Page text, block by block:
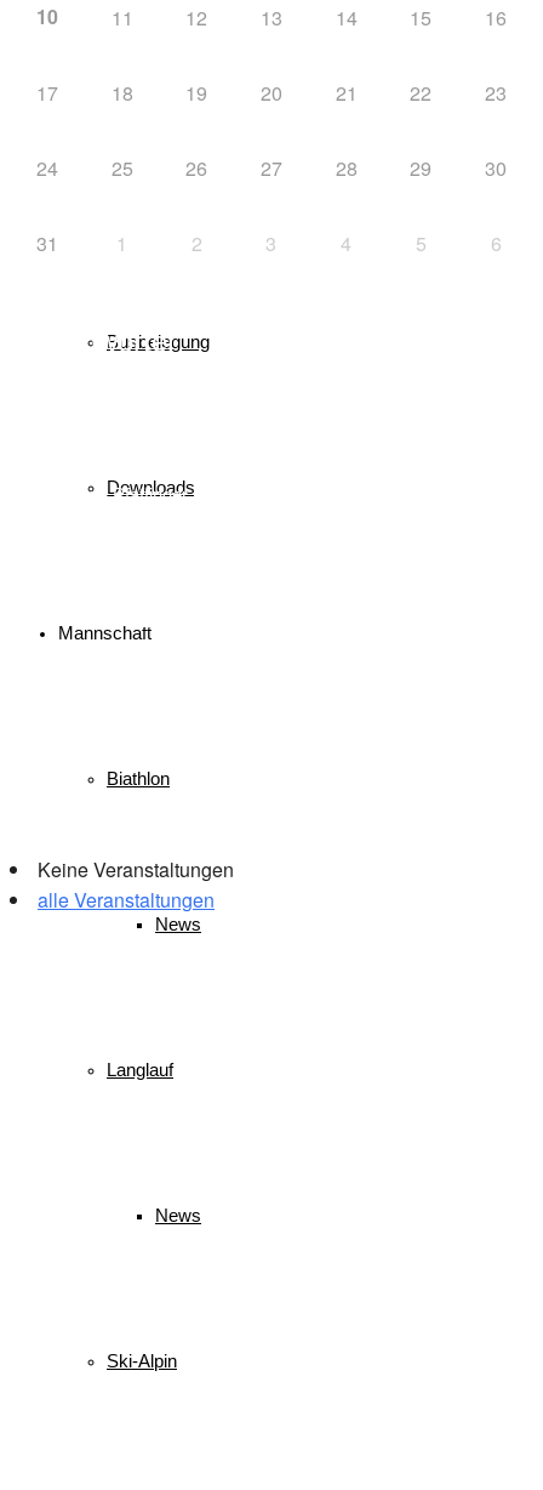
Busbelegung
Downloads
Mannschaft
Biathlon
News
Langlauf
News
Ski-Alpin
10 11 12 13 14 15 16
17 18 19 20 21 22 23
24 25 26 27 28 29 30
31 1 2 3 4 5 6
Schlagwörter
Kilian Pfaffinger Kindervierschanzentournee
Sprung
Veranstaltungen
Keine Veranstaltungen
alle Veranstaltungen